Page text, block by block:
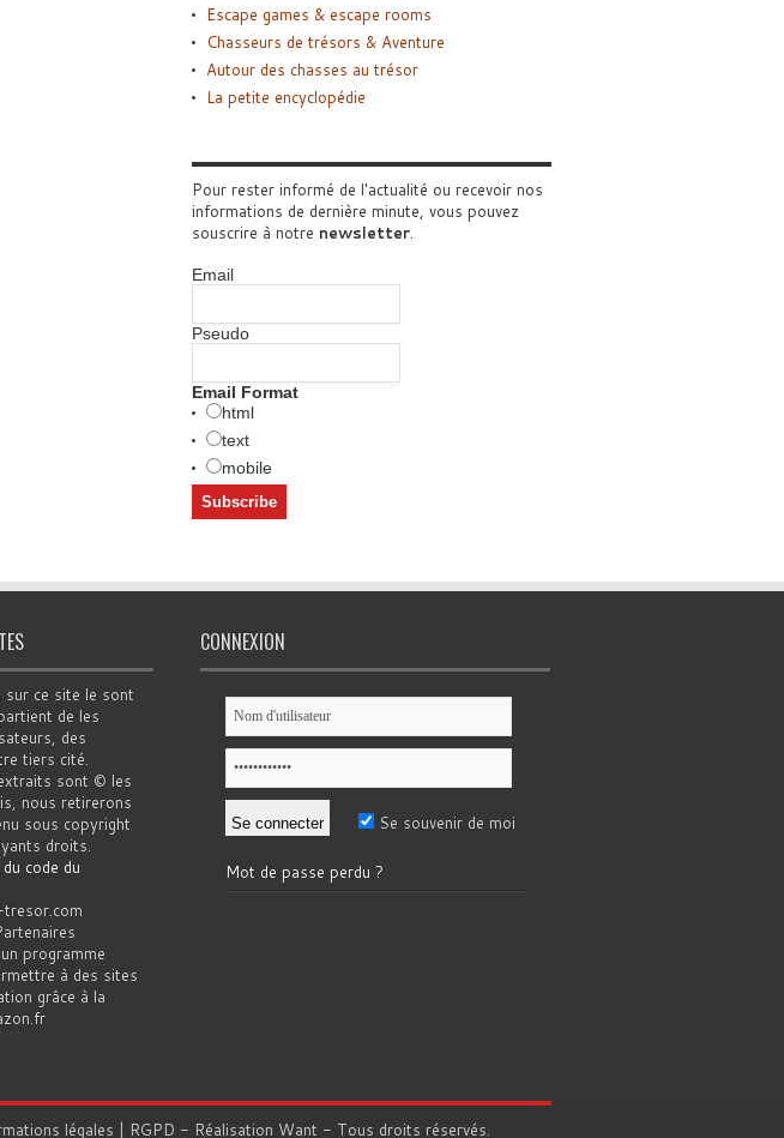
Escape games & escape rooms
Chasseurs de trésors & Aventure
Autour des chasses au trésor
La petite encyclopédie
Pour rester informé de l'actualité ou recevoir nos
informations de dernière minute, vous pouvez
souscrire à notre newsletter.
Email
Pseudo
Email Format
html
text
mobile
sur ce site le sont
de les
des
tiers cité.
sont © les
nous retirerons
sous copyright
droits.
code du
programme
à des sites
grâce à la
CONNEXION
Se souvenir de moi
Mot de passe perdu ?
légales | RGPD - Réalisation Want - Tous droits réservés.